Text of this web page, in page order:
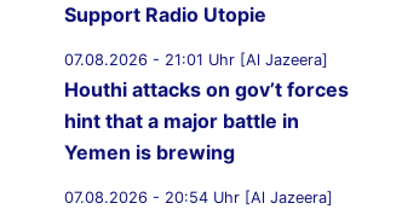
Support Radio Utopie
07.08.2026 - 21:01 Uhr [Al Jazeera]
Houthi attacks on gov’t forces
hint that a major battle in
Yemen is brewing
07.08.2026 - 20:54 Uhr [Al Jazeera]